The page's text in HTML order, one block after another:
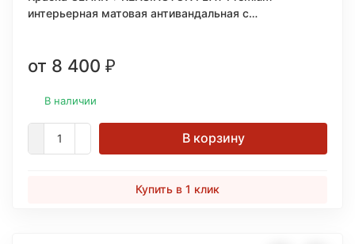
интерьерная матовая антивандальная c
от 8 400 ₽
В наличии
В корзину
Купить в 1 клик